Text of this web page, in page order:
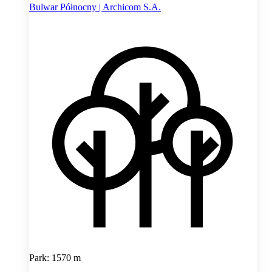
Bulwar Północny | Archicom S.A.
Park: 1570 m